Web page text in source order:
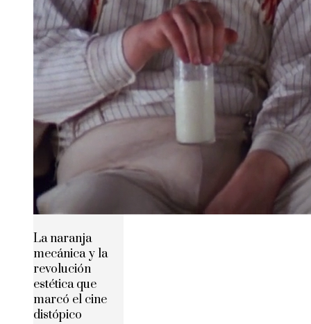
La naranja
mecánica y la
revolución
estética que
marcó el cine
distópico